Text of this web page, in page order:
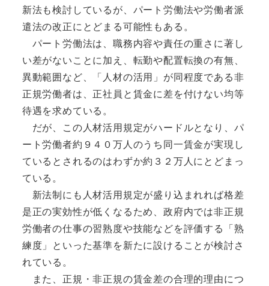
新法も検討しているが、パート労働法や労働者派
遣法の改正にとどまる可能性もある。
パート労働法は、職務内容や責任の重さに著し
い差がないことに加え、転勤や配置転換の有無、
異動範囲など、「人材の活用」が同程度である非
正規労働者は、正社員と賃金に差を付けない均等
待遇を求めている。
だが、この人材活用規定がハードルとなり、パ
ート労働者約９４０万人のうち同一賃金が実現し
ているとされるのはわずか約３２万人にとどまっ
ている。
新法制にも人材活用規定が盛り込まれれば格差
是正の実効性が低くなるため、政府内では非正規
労働者の仕事の習熟度や技能などを評価する「熟
練度」といった基準を新たに設けることが検討さ
れている。
また、正規・非正規の賃金差の合理的理由につ